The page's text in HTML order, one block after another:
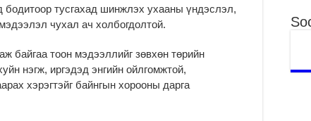
тусгахад шинжлэх ухааны үндэслэл,
чухал ач холбогдолтой.
байгаа тоон мэдээллийг зөвхөн төрийн
нэгж, иргэдэд энгийн ойлгомжтой,
хэрэгтэйг байнгын хорооны дарга